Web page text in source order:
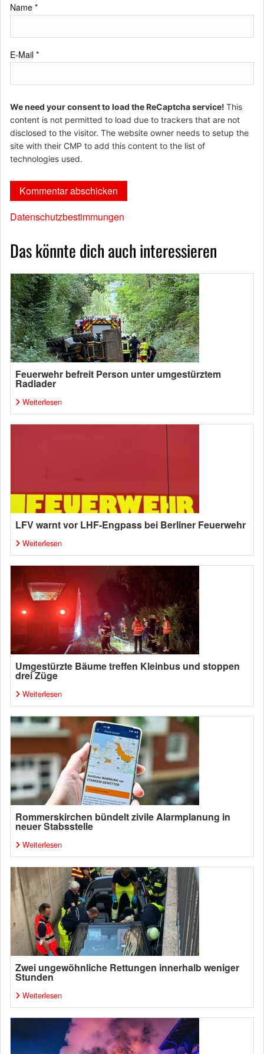
Name *
E-Mail *
We need your consent to load the ReCaptcha service! This
content is not permitted to load due to trackers that are not
disclosed to the visitor. The website owner needs to setup the
site with their CMP to add this content to the list of
technologies used.
Datenschutzbestimmungen
Das könnte dich auch interessieren
Feuerwehr befreit Person unter umgestürztem
Radlader
Weiterlesen
LFV warnt vor LHF-Engpass bei Berliner Feuerwehr
Weiterlesen
Umgestürzte Bäume treffen Kleinbus und stoppen
drei Züge
Weiterlesen
Rommerskirchen bündelt zivile Alarmplanung in
neuer Stabsstelle
Weiterlesen
Zwei ungewöhnliche Rettungen innerhalb weniger
Stunden
Weiterlesen